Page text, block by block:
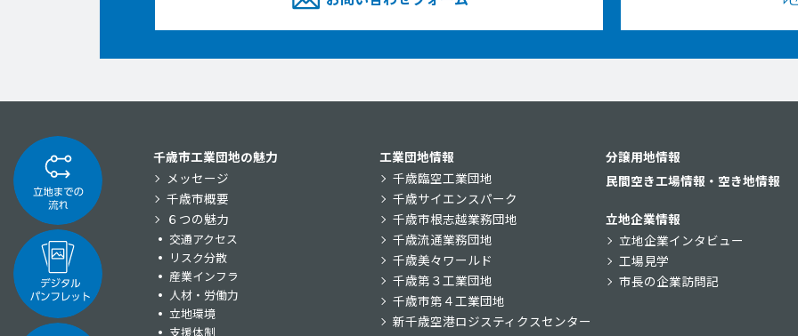
千歳市工業団地の魅力
メッセージ
千歳市概要
６つの魅力
交通アクセス
リスク分散
産業インフラ
人材・労働力
立地環境
支援体制
工業団地情報
千歳臨空工業団地
千歳サイエンスパーク
千歳市根志越業務団地
千歳流通業務団地
千歳美々ワールド
千歳第３工業団地
千歳市第４工業団地
新千歳空港ロジスティクスセンター
分譲用地情報
民間空き工場情報・空き地情報
立地企業情報
立地企業インタビュー
工場見学
市長の企業訪問記